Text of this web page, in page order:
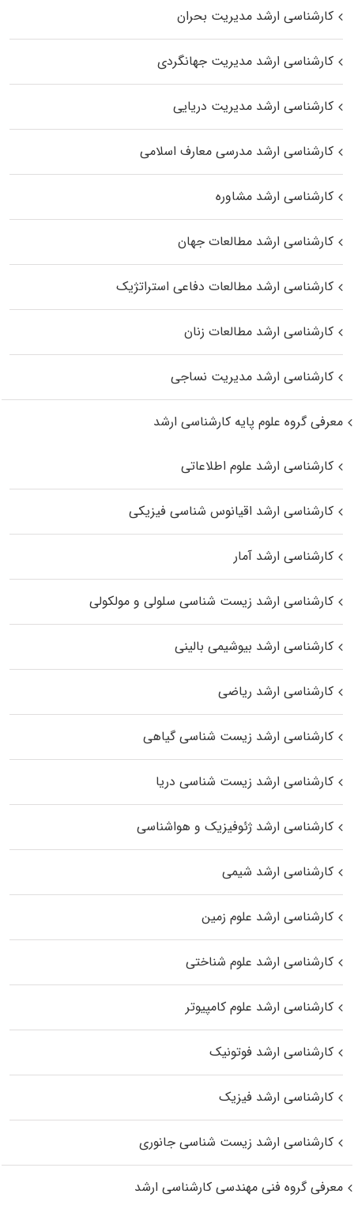
کارشناسی ارشد مدیریت بحران
کارشناسی ارشد مدیریت جهانگردی
کارشناسی ارشد مدیریت دریایی
کارشناسی ارشد مدرسی معارف اسلامی
کارشناسی ارشد مشاوره
کارشناسی ارشد مطالعات جهان
کارشناسی ارشد مطالعات دفاعی استراتژیک
کارشناسی ارشد مطالعات زنان
کارشناسی ارشد مدیریت نساجی
معرفی گروه علوم پایه کارشناسی ارشد
کارشناسی ارشد علوم اطلاعاتی
کارشناسی ارشد اقیانوس‌ شناسی فیزیکی
کارشناسی ارشد آمار
کارشناسی ارشد زیست شناسی سلولی و مولکولی
کارشناسی ارشد بیوشیمی بالینی
کارشناسی ارشد ریاضی
کارشناسی ارشد زیست‌ شناسی گیاهی
کارشناسی ارشد زیست‌ شناسی دریا
کارشناسی ارشد ژئوفیزیک و هواشناسی
کارشناسی ارشد شیمی
کارشناسی ارشد علوم زمین
کارشناسی ارشد علوم شناختی
کارشناسی ارشد علوم کامپیوتر
کارشناسی ارشد فوتونیک
کارشناسی ارشد فیزیک
کارشناسی ارشد زیست‌ شناسی جانوری
معرفی گروه فنی مهندسی کارشناسی ارشد